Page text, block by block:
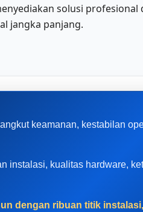
solusi
jangka panjang.
keamanan, kestabilan
instalasi, kualitas hardware,
dengan ribuan titik